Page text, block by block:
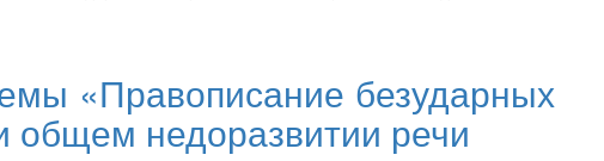
«Правописание безударных
общем недоразвитии речи